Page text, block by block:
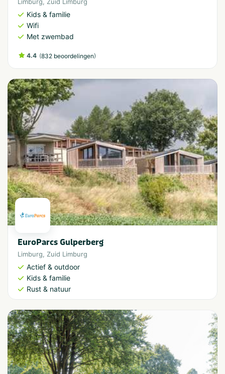
Kids & familie
Wifi
Met zwembad
4.4 (832 beoordelingen)
EuroParcs Gulperberg
Limburg, Zuid Limburg
Actief & outdoor
Kids & familie
Rust & natuur